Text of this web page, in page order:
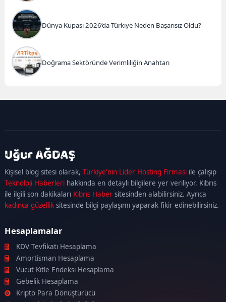
Dünya Kupası 2026’da Türkiye Neden Başarısız Oldu?
Doğrama Sektöründe Verimliliğin Anahtarı
Kişisel blog sitesi olarak,Türkiye'nin Lider Hosting Firması ile çalışıp
Teknoloji Haberleri hakkında en detaylı bilgilere yer veriliyor. Kıbrıs
ile ilgili son dakikaları Kıbrıs Haber sitesinden alabilirsiniz. Ayrıca
kadınca güzellik sitesinde bilgi paylaşımı yaparak fikir edinebilirsiniz.
kadıköy
escortmaltepe
escortataşehir
escortümraniye
escort
Hesaplamalar
KDV Tevfikatı Hesaplama
Amortisman Hesaplama
Vücut Kitle Endeksi Hesaplama
Gebelik Hesaplama
Kripto Para Dönüştürücü